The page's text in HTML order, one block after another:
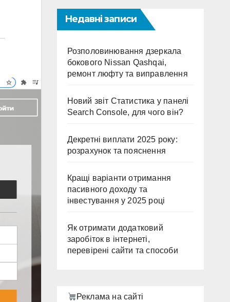
Недавні записи
Розполовинювання дзеркала
бокового Nissan Qashqai,
ремонт люфту та виправлення
Новий звіт Статистика у панелі
Search Console, для чого він?
Декретні виплати 2025 року:
розрахунок та пояснення
Кращі варіанти отримання
пасивного доходу та
інвестування у 2025 році
Як отримати додатковий
заробіток в інтернеті,
перевірені сайти та способи
Реклама на сайті